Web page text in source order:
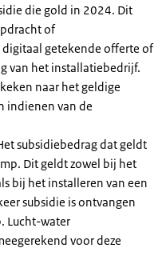
die gold in 2024. Dit
of
getekende offerte of
van het installatiebedrijf.
naar het geldige
indienen van de
subsidiebedrag dat geldt
Dit geldt zowel bij het
bij het installeren van een
subsidie is ontvangen
Lucht-water
voor deze